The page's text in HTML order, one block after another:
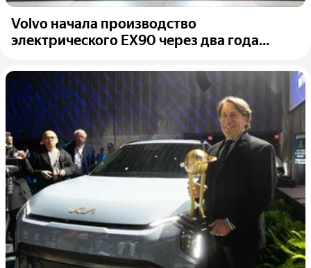
Volvo начала производство
электрического EX90 через два года...